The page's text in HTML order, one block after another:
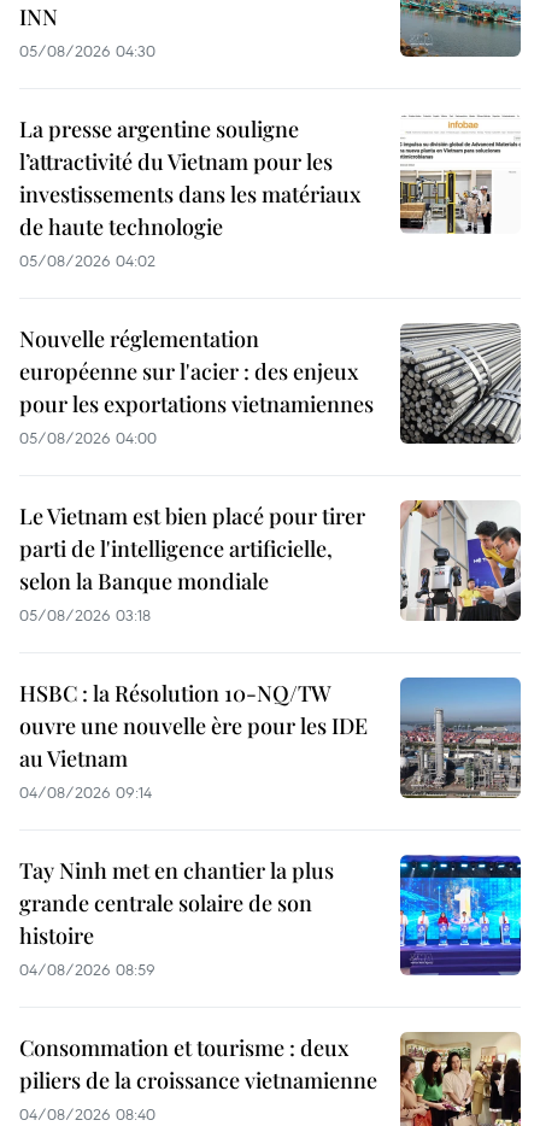
INN
05/08/2026 04:30
La presse argentine souligne
l’attractivité du Vietnam pour les
investissements dans les matériaux
de haute technologie
05/08/2026 04:02
Nouvelle réglementation
européenne sur l'acier : des enjeux
pour les exportations vietnamiennes
05/08/2026 04:00
Le Vietnam est bien placé pour tirer
parti de l'intelligence artificielle,
selon la Banque mondiale
05/08/2026 03:18
HSBC : la Résolution 10-NQ/TW
ouvre une nouvelle ère pour les IDE
au Vietnam
04/08/2026 09:14
Tay Ninh met en chantier la plus
grande centrale solaire de son
histoire
04/08/2026 08:59
Consommation et tourisme : deux
piliers de la croissance vietnamienne
04/08/2026 08:40